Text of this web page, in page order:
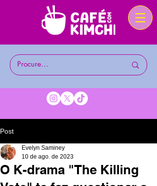
Post
O K-drama "The Killing
Evelyn Saminey
10 de ago. de 2023